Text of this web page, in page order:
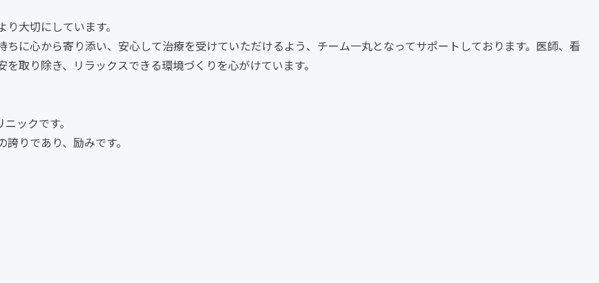
大切にしています。
ちに心から寄り添い、安心して治療を受けていただけるよう、チーム一丸となってサポートしております。医師、看
取り除き、リラックスできる環境づくりを心がけています。
ックです。
りであり、励みです。